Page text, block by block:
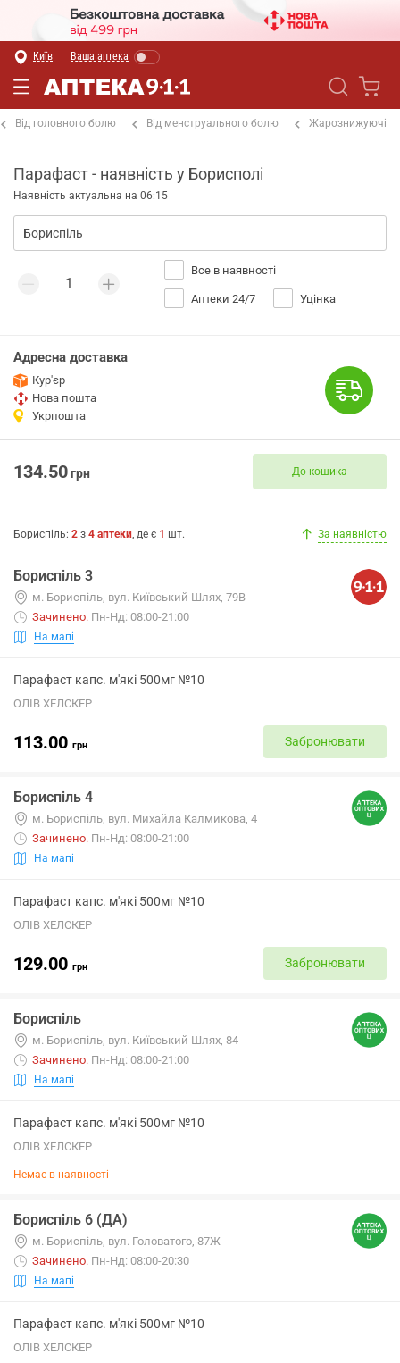
Київ Ваша аптека
Від головного болю Від менструального болю Жарознижуючі
Парафаст - наявність у Борисполі
Наявність актуальна на 06:15
Все в наявності
Аптеки 24/7 Уцінка
Адресна доставка
Кур'єр
Нова пошта
Укрпошта
134.50грн До кошика
Бориспіль: 2 з 4 аптеки, де є 1 шт. За наявністю
Бориспіль 3
м. Бориспіль, вул. Київський Шлях, 79В
Зачинено. Пн-Нд: 08:00-21:00
На мапі
Парафаст капс. м'які 500мг №10
ОЛІВ ХЕЛСКЕР
113.00 грн Забронювати
Бориспіль 4
м. Бориспіль, вул. Михайла Калмикова, 4
Зачинено. Пн-Нд: 08:00-21:00
На мапі
Парафаст капс. м'які 500мг №10
ОЛІВ ХЕЛСКЕР
129.00 грн Забронювати
Бориспіль
м. Бориспіль, вул. Київський Шлях, 84
Зачинено. Пн-Нд: 08:00-21:00
На мапі
Парафаст капс. м'які 500мг №10
ОЛІВ ХЕЛСКЕР
Немає в наявності
Бориспіль 6 (ДА)
м. Бориспіль, вул. Головатого, 87Ж
Зачинено. Пн-Нд: 08:00-20:30
На мапі
Парафаст капс. м'які 500мг №10
ОЛІВ ХЕЛСКЕР